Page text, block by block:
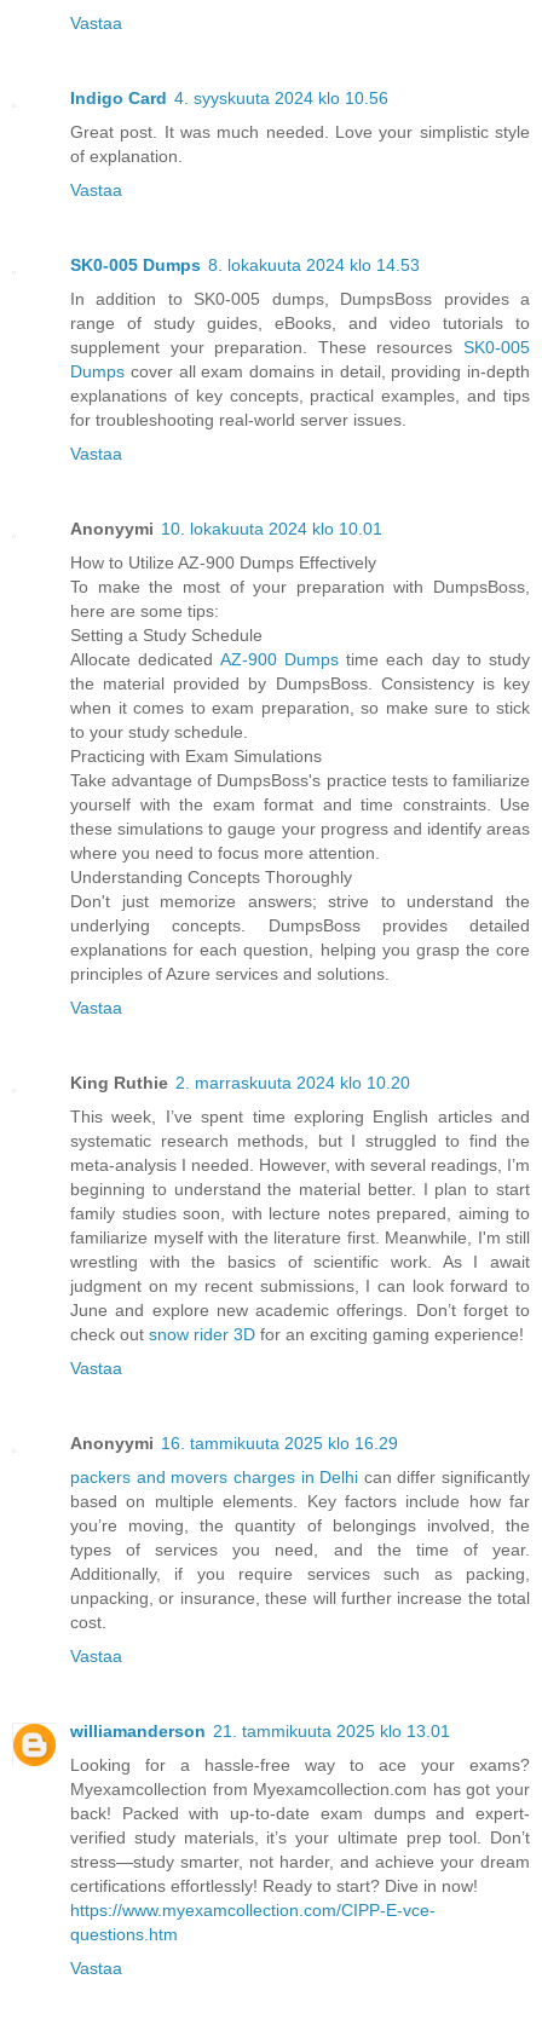
Vastaa
Indigo Card 4. syyskuuta 2024 klo 10.56
Great post. It was much needed. Love your simplistic style
of explanation.
Vastaa
SK0-005 Dumps 8. lokakuuta 2024 klo 14.53
In addition to SK0-005 dumps, DumpsBoss provides a
range of study guides, eBooks, and video tutorials to
supplement your preparation. These resources SK0-005
Dumps cover all exam domains in detail, providing in-depth
explanations of key concepts, practical examples, and tips
for troubleshooting real-world server issues.
Vastaa
Anonyymi 10. lokakuuta 2024 klo 10.01
How to Utilize AZ-900 Dumps Effectively
To make the most of your preparation with DumpsBoss,
here are some tips:
Setting a Study Schedule
Allocate dedicated AZ-900 Dumpstime each day to study
the material provided by DumpsBoss. Consistency is key
when it comes to exam preparation, so make sure to stick
to your study schedule.
Practicing with Exam Simulations
Take advantage of DumpsBoss's practice tests to familiarize
yourself with the exam format and time constraints. Use
these simulations to gauge your progress and identify areas
where you need to focus more attention.
Understanding Concepts Thoroughly
Don't just memorize answers; strive to understand the
underlying concepts. DumpsBoss provides detailed
explanations for each question, helping you grasp the core
principles of Azure services and solutions.
Vastaa
King Ruthie 2. marraskuuta 2024 klo 10.20
This week, I’ve spent time exploring English articles and
systematic research methods, but I struggled to find the
meta-analysis I needed. However, with several readings, I’m
beginning to understand the material better. I plan to start
family studies soon, with lecture notes prepared, aiming to
familiarize myself with the literature first. Meanwhile, I'm still
wrestling with the basics of scientific work. As I await
judgment on my recent submissions, I can look forward to
June and explore new academic offerings. Don’t forget to
check out snow rider 3D for an exciting gaming experience!
Vastaa
Anonyymi 16. tammikuuta 2025 klo 16.29
packers and movers charges in Delhi can differ significantly
based on multiple elements. Key factors include how far
you’re moving, the quantity of belongings involved, the
types of services you need, and the time of year.
Additionally, if you require services such as packing,
unpacking, or insurance, these will further increase the total
cost.
Vastaa
williamanderson 21. tammikuuta 2025 klo 13.01
Looking for a hassle-free way to ace your exams?
Myexamcollection from Myexamcollection.com has got your
back! Packed with up-to-date exam dumps and expert-
verified study materials, it’s your ultimate prep tool. Don’t
stress—study smarter, not harder, and achieve your dream
certifications effortlessly! Ready to start? Dive in now!
https://www.myexamcollection.com/CIPP-E-vce-
questions.htm
Vastaa